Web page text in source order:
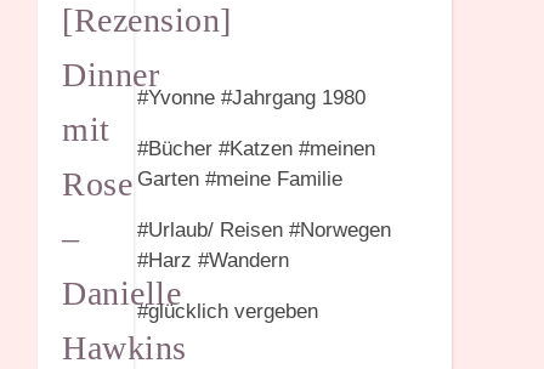
[Rezension]
Dinner
mit
Rose
–
Danielle
Hawkins
#Yvonne #Jahrgang 1980
#Bücher #Katzen #meinen
Garten #meine Familie
#Urlaub/ Reisen #Norwegen
#Harz #Wandern
#glücklich vergeben